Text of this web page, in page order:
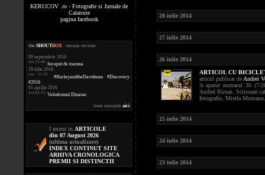
KERUCOV .ro - Fotografie si Jurnale de
Calatorie
pagina facebook
the.SHOUTBOX - mesaje recente
09 septembrie 2016
ora 23:46 Inceput de toamna
20 iulie 2016
ora 11:31
#HarleyandtheDavidsons #Discovery
#2016
01 aprilie 2016
ora 02:15 Velodromul Dinamo
toate mesajele aici
! recent in ARTICOLE
din 07 August 2026
(ultima actualizare)
INDEX CONTINUT SITE
ARHIVA CRONOLOGICA
PREMII SI DISTINCTII
28 iulie 2014
27 iulie 2014
26 iulie 2014
ARTICOL CU
articol publicat de Andrei
A aparut numarul 30 (7/
Andrei Birsan. Scrisoare
fotografie, Mirela
25 iulie 2014
24 iulie 2014
23 iulie 2014